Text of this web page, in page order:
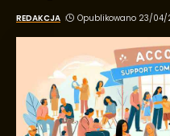
REDAKCJA Opublikowano 23/